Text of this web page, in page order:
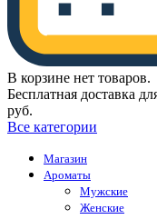
В корзине нет товаров.
Бесплатная доставка
руб.
Все категории
Магазин
Ароматы
Мужские
Женские